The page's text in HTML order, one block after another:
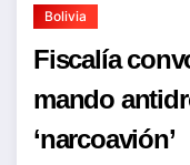
Bolivia
Fiscalía
mando
‘narcoavión’